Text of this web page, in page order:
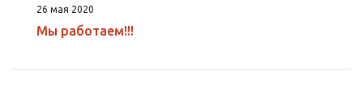
26 мая 2020
Мы работаем!!!